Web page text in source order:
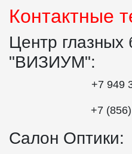
Контактные
Центр глазных
"ВИЗИУМ":
+7 949
+7 (856)
Салон Оптики: